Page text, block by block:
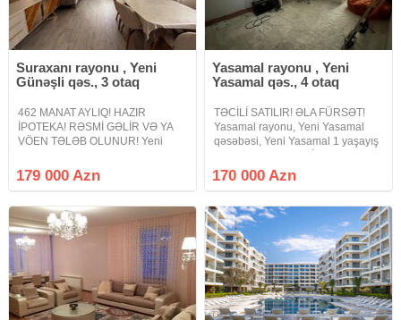
Suraxanı rayonu , Yeni
Günəşli qəs., 3 otaq
462 MANAT AYLIQ! HAZIR
İPOTEKA! RƏSMİ GƏLİR VƏ YA
VÖEN TƏLƏB OLUNUR! Yeni
Yeni Günəşli D massivində 3
otaqlı studio mənzil satışa çıxarılır.
binanın 4-cü
179 000 Azn
Yasamal rayonu , Yeni
Yasamal qəs., 4 otaq
TƏCİLİ SATILIR! ƏLA FÜRSƏT!
Yasamal rayonu, Yeni Yasamal
qəsəbəsi, Yeni Yasamal 1 yaşayış
mənzil satışa çıxarılır. Mənzil
Leninqrad layihəli 9 mərtəbəli
yerləşir.
170 000 Azn